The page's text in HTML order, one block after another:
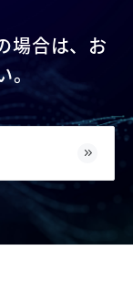
場合は、お